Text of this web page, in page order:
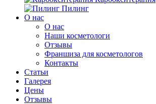
Пилинг
O нас
O нас
Наши косметологи
Отзывы
Франшиза для косметологов
Контакты
Статьи
Галерея
Цены
Отзывы